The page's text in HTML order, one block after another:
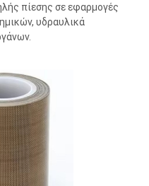
γυαλιού
αργιλίου
πίεσης σε εφαρμογές
υδραυλικά